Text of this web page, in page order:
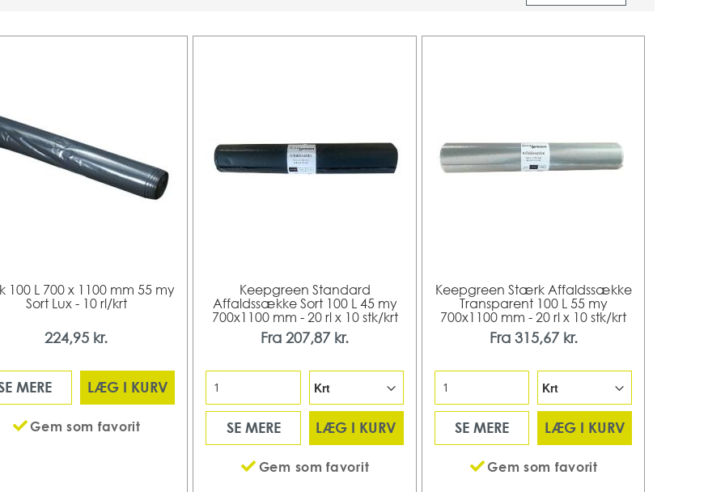
100 L 700 x 1100 mm 55 my
Sort Lux - 10 rl/krt
224,95 kr.
MERE LÆG I KURV
Gem som favorit
Keepgreen Standard
Affaldssække Sort 100 L 45 my
700x1100 mm - 20 rl x 10 stk/krt
Fra 207,87 kr.
SE MERE LÆG I KURV
Gem som favorit
Keepgreen Stærk Affaldssække
Transparent 100 L 55 my
700x1100 mm - 20 rl x 10 stk/krt
Fra 315,67 kr.
SE MERE LÆG I KURV
Gem som favorit